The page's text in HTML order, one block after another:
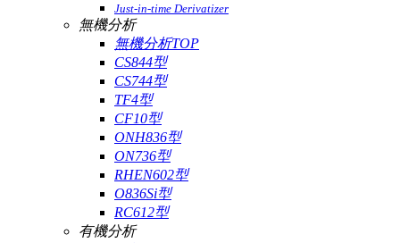
Just-in-time Derivatizer
無機分析
無機分析TOP
CS844型
CS744型
TF4型
CF10型
ONH836型
ON736型
RHEN602型
O836Si型
RC612型
有機分析